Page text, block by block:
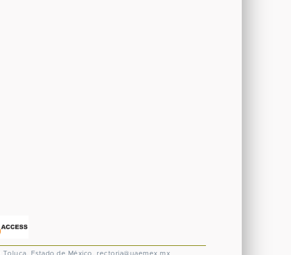
Toluca, Estado de México. rectoria@uaemex.mx